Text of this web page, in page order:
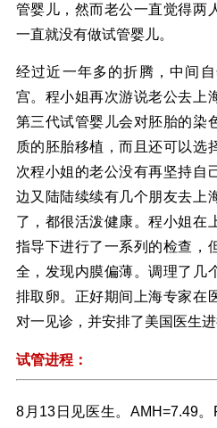
管婴儿，然而老公一直觉得两
一直就没有做试管婴儿。
经过近一年多的折腾，中间
宫。程小姐再次游说老公去上
第三代试管婴儿会对胚胎的染
质的胚胎移植，而且还可以选
次程小姐的老公没有再坚持自
边又陆陆续续有几个朋友去上
了，都很活泼健康。程小姐在
指导下进行了一系列的检查，
全，发现内膜偏薄。调理了几
排取卵。正好期间上海专家在
对一见诊，并安排了美国医生进
试管进程：
8月13日见医生。AMH=7.49